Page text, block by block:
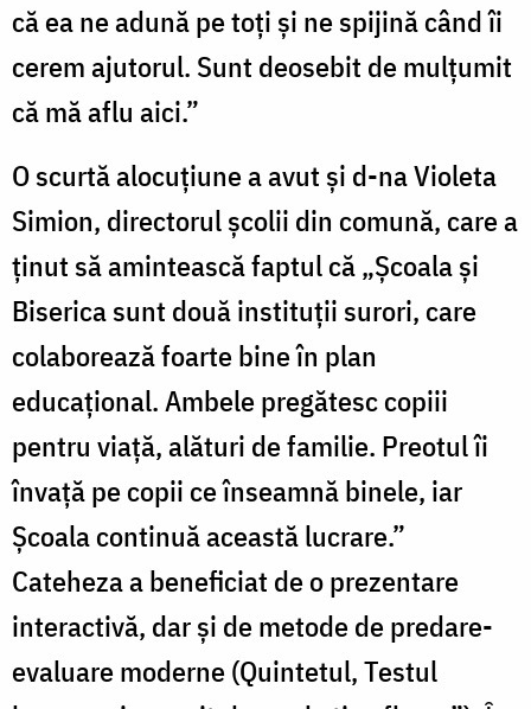
că ea ne adună pe toţi şi ne spijină când îi
cerem ajutorul. Sunt deosebit de mulţumit
că mă aflu aici.”
O scurtă alocuţiune a avut şi d-na Violeta
Simion, directorul şcolii din comună, care a
ţinut să amintească faptul că „Şcoala şi
Biserica sunt două instituţii surori, care
colaborează foarte bine în plan
educaţional. Ambele pregătesc copiii
pentru viaţă, alături de familie. Preotul îi
învaţă pe copii ce înseamnă binele, iar
Şcoala continuă această lucrare.”
Cateheza a beneficiat de o prezentare
interactivă, dar şi de metode de predare-
evaluare moderne (Quintetul, Testul